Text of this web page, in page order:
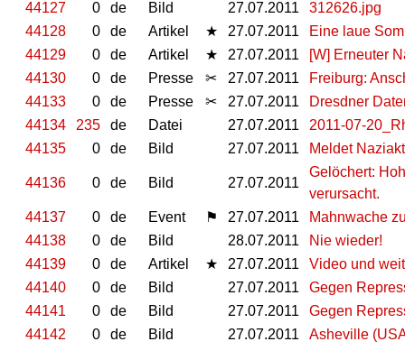
44127 0 de Bild 27.07.2011
312626.jpg
44128
0 de Artikel ★ 27.07.2011
Eine laue
44129
0 de Artikel ★ 27.07.2011
[W] Erneuter
44130
0 de Presse ✂ 27.07.2011
Freiburg:
44133
0 de Presse ✂ 27.07.2011
Dresdner
44134
235 de Datei 27.07.2011
2011-07-
44135
0 de Bild 27.07.2011 Meldet
44136 0 de Bild 27.07.2011
Gelöchert:
verursacht.
44137
0 de Event ⚑ 27.07.2011
Mahnwache
44138
0 de Bild 28.07.2011
Nie wieder!
44139
0 de Artikel ★ 27.07.2011
Video und
44140
0 de Bild 27.07.2011
Gegen
44141
0 de Bild 27.07.2011
Gegen
44142
0 de Bild 27.07.2011
Asheville